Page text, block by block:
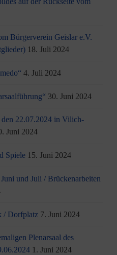
Bürgerverein Geislar e.V.
18. Juli 2024
4. Juli 2024
30. Juni 2024
22.07.2024 in Vilich-
Juni 2024
Spiele 15. Juni 2024
und Juli / Brü­cken­ar­bei­ten
/ Dorfplatz 7. Juni 2024
Plenarsaal des
1. Juni 2024